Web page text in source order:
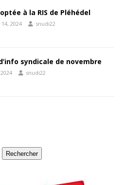
à la RIS de Pléhédel
2024 snudi22
syndicale de novembre
snudi22
Rechercher